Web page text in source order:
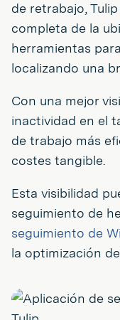
de retrabajo,
completa de la
herramientas
localizando una
Con una mejor
inactividad en el
de trabajo más
costes tangible.
Esta visibilidad
seguimiento de
seguimiento de
la optimización